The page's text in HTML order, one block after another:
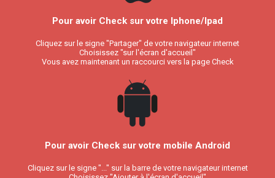
Pour avoir Check sur votre Iphone/Ipad
Cliquez sur le signe "Partager" de votre navigateur internet
Choisissez "sur l'écran d'accueil"
Vous avez maintenant un raccourci vers la page Check
Pour avoir Check sur votre mobile Android
Cliquez sur le signe "..." sur la barre de votre navigateur internet